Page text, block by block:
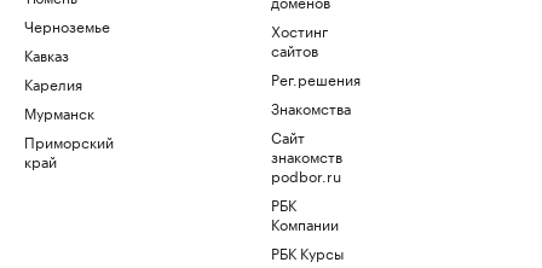
Черноземье
Кавказ
Карелия
Мурманск
Приморский
край
Хостинг
сайтов
Рег.решения
Знакомства
Сайт
знакомств
podbor.ru
РБК
Компании
РБК Курсы